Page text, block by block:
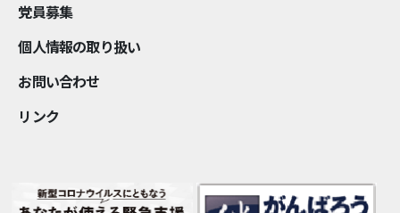
党員募集
個⼈情報の取り扱い
お問い合わせ
リンク